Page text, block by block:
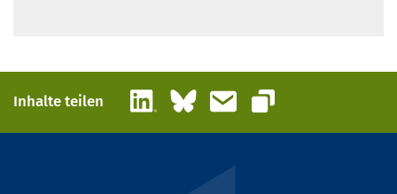
Inhalte teilen LinkedInBlueskyE-Mail
Link kopieren